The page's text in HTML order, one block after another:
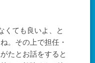
くても良いよ、と
。その上で担任・
たとお話をすると